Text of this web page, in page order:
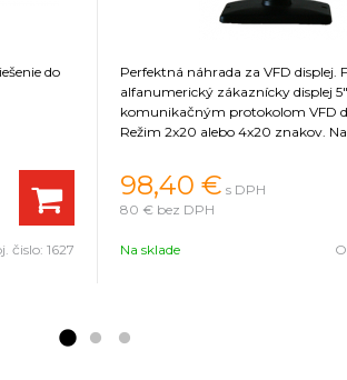
do
čislo: 1627
Perfektná náhrada za VFD displej.
alfanumerický zákaznícky displej
komunikačným protokolom VFD
Režim 2x20 alebo 4x20 znakov.
98,40 € s DPH
80 € bez DPH
Na sklade